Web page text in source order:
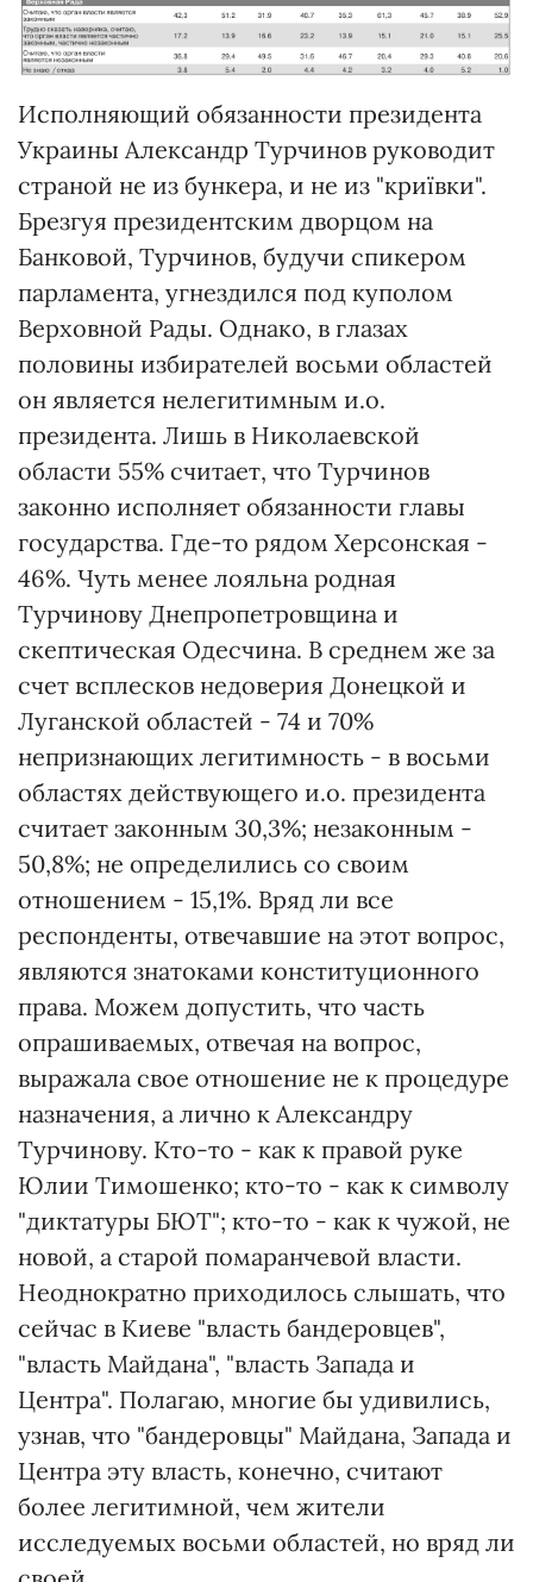
Исполняющий обязанности президента
Украины Александр Турчинов руководит
страной не из бункера, и не из "криївки".
Брезгуя президентским дворцом на
Банковой, Турчинов, будучи спикером
парламента, угнездился под куполом
Верховной Рады. Однако, в глазах
половины избирателей восьми областей
он является нелегитимным и.о.
президента. Лишь в Николаевской
области 55% считает, что Турчинов
законно исполняет обязанности главы
государства. Где-то рядом Херсонская -
46%. Чуть менее лояльна родная
Турчинову Днепропетровщина и
скептическая Одесчина. В среднем же за
счет всплесков недоверия Донецкой и
Луганской областей - 74 и 70%
непризнающих легитимность - в восьми
областях действующего и.о. президента
считает законным 30,3%; незаконным -
50,8%; не определились со своим
отношением - 15,1%. Вряд ли все
респонденты, отвечавшие на этот вопрос,
являются знатоками конституционного
права. Можем допустить, что часть
опрашиваемых, отвечая на вопрос,
выражала свое отношение не к процедуре
назначения, а лично к Александру
Турчинову. Кто-то - как к правой руке
Юлии Тимошенко; кто-то - как к символу
"диктатуры БЮТ"; кто-то - как к чужой, не
новой, а старой помаранчевой власти.
Неоднократно приходилось слышать, что
сейчас в Киеве "власть бандеровцев",
"власть Майдана", "власть Запада и
Центра". Полагаю, многие бы удивились,
узнав, что "бандеровцы" Майдана, Запада и
Центра эту власть, конечно, считают
более легитимной, чем жители
исследуемых восьми областей, но вряд ли